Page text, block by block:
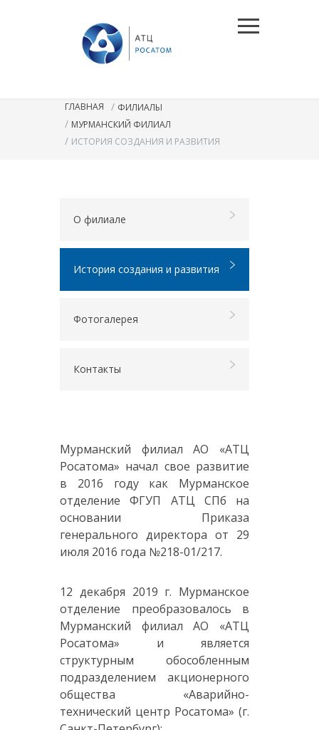
ГЛАВНАЯ / ФИЛИАЛЫ
/ МУРМАНСКИЙ ФИЛИАЛ
/ ИСТОРИЯ СОЗДАНИЯ И РАЗВИТИЯ
О филиале
История создания и развития
Фотогалерея
Контакты
Мурманский филиал АО «АТЦ
Росатома» начал свое развитие
в 2016 году как Мурманское
отделение ФГУП АТЦ СПб на
основании Приказа
генерального директора от 29
июля 2016 года №218-01/217.
12 декабря 2019 г. Мурманское
отделение преобразовалось в
Мурманский филиал АО «АТЦ
Росатома» и является
структурным обособленным
подразделением акционерного
общества «Аварийно-
технический центр Росатома» (г.